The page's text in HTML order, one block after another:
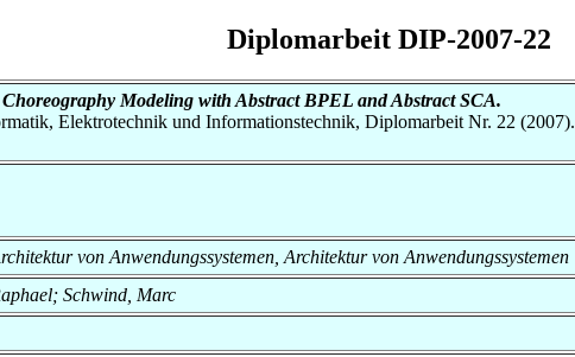
Diplomarbeit DIP-2007-22
Choreography Modeling with Abstract BPEL and Abstract SCA.
Elektrotechnik und Informationstechnik, Diplomarbeit Nr. 22 (2007).
von Anwendungssystemen, Architektur von Anwendungssystemen
Schwind, Marc